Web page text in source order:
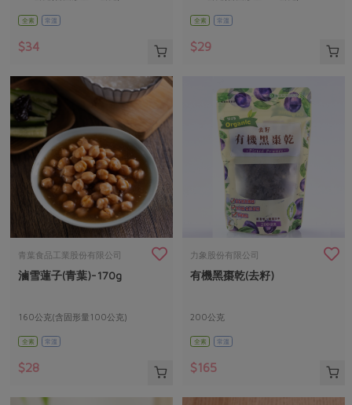
全素 常溫
$34
全素 常溫
$29
青葉食品工業股份有限公司
滷雪蓮子(青葉)-170g
160公克(含固形量100公克)
全素 常溫
$28
力象股份有限公司
有機黑棗乾(去籽)
200公克
全素 常溫
$165